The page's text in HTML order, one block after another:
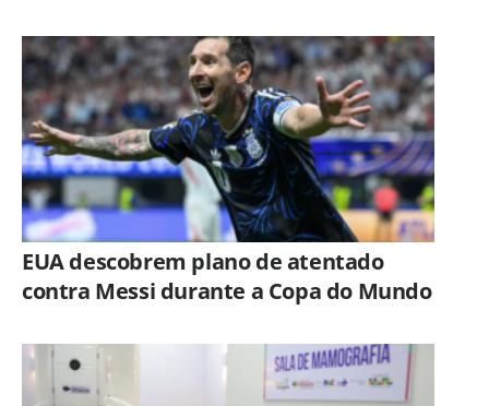
EUA descobrem plano de atentado
contra Messi durante a Copa do Mundo